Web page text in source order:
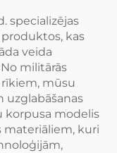
specializējas
kas
veida
militārās
mūsu
uzglabāšanas
korpusa modelis
materiāliem, kuri